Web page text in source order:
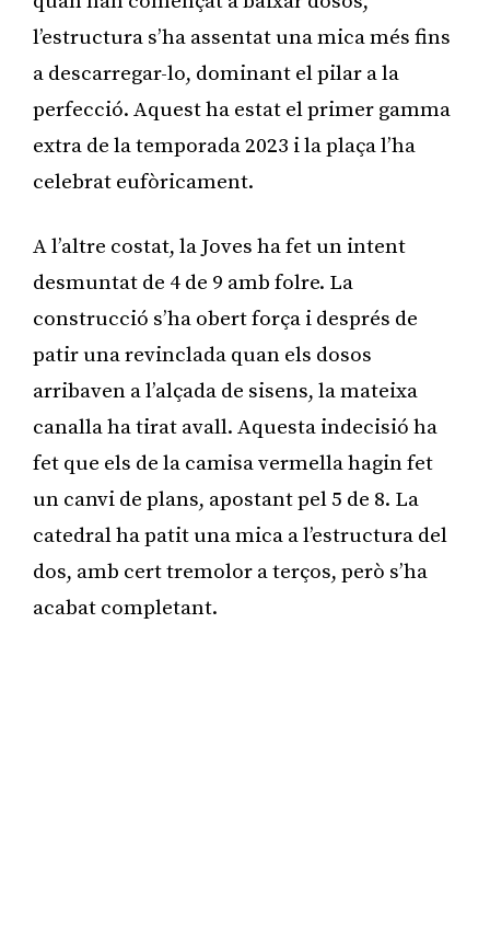
l’estructura s’ha assentat una mica més fins
a descarregar-lo, dominant el pilar a la
perfecció. Aquest ha estat el primer gamma
extra de la temporada 2023 i la plaça l’ha
celebrat eufòricament.
A l’altre costat, la Joves ha fet un intent
desmuntat de 4 de 9 amb folre. La
construcció s’ha obert força i després de
patir una revinclada quan els dosos
arribaven a l’alçada de sisens, la mateixa
canalla ha tirat avall. Aquesta indecisió ha
fet que els de la camisa vermella hagin fet
un canvi de plans, apostant pel 5 de 8. La
catedral ha patit una mica a l’estructura del
dos, amb cert tremolor a terços, però s’ha
acabat completant.